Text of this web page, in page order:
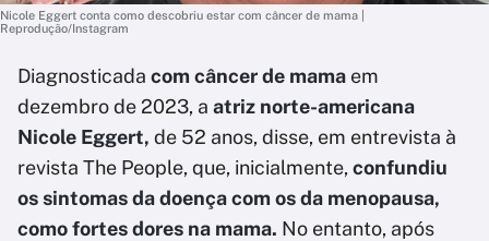
Nicole Eggert conta como descobriu estar com câncer de mama |
Reprodução/Instagram
Diagnosticada com câncer de mama em
dezembro de 2023, a atriz norte-americana
Nicole Eggert, de 52 anos, disse, em entrevista à
revista The People, que, inicialmente, confundiu
os sintomas da doença com os da menopausa,
como fortes dores na mama. No entanto, após